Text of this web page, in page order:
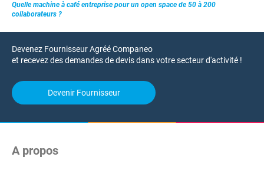
Quelle machine à café entreprise pour un open space de 50 à 200
collaborateurs ?
Devenez Fournisseur Agréé Companeo
et recevez des demandes de devis dans votre secteur d'activité !
Devenir Fournisseur
A propos